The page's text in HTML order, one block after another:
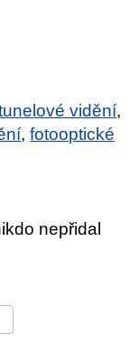
vidění,
,fotooptické
nepřidal